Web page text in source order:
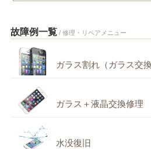
故障例一覧 / 修理・リペアメニュー
ガラス割れ（ガラス交
ガラス＋液晶交換修理
水没復旧